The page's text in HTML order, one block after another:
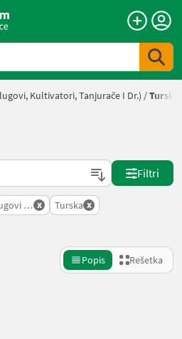
Kultivatori, Tanjurače I Dr.) /Turska
Filtri
Kultivatori Tanjurace I Dr
x Turska x
Popis Rešetka